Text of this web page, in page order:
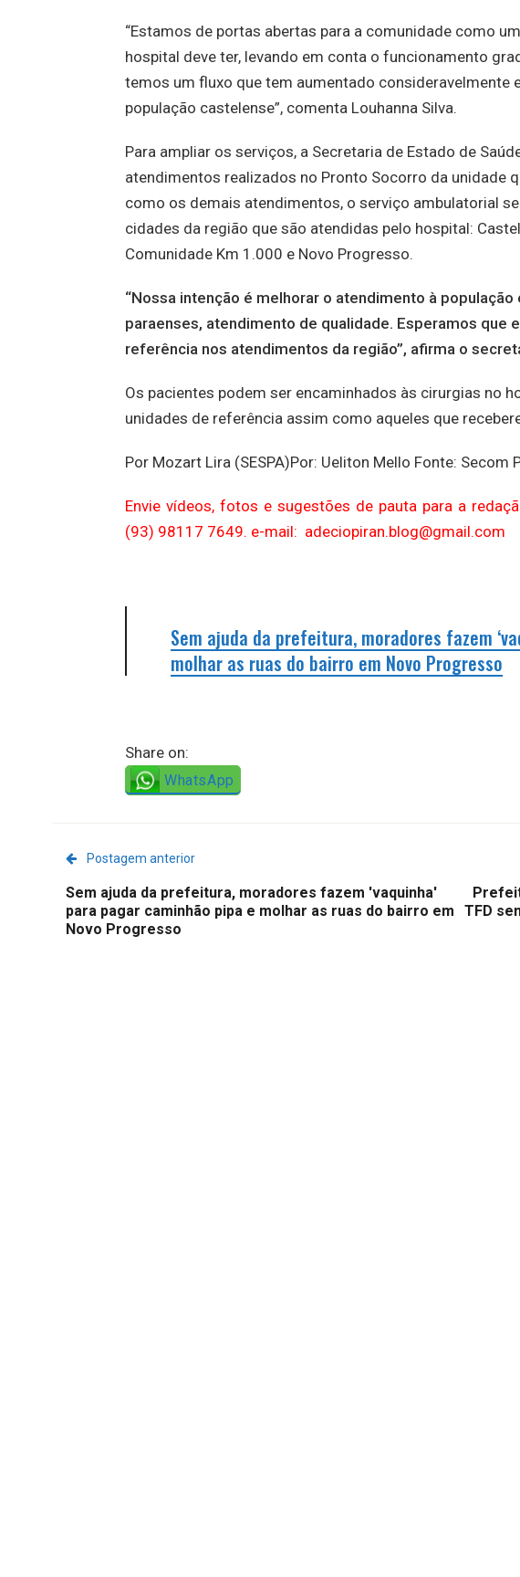
“Estamos de portas abertas para a comunidade como
hospital deve ter, levando em conta o funcionamento
temos um fluxo que tem aumentado consideravelmente
população castelense”, comenta Louhanna Silva.
Para ampliar os serviços, a Secretaria de Estado de
atendimentos realizados no Pronto Socorro da unidade
como os demais atendimentos, o serviço ambulatorial
cidades da região que são atendidas pelo hospital:
Comunidade Km 1.000 e Novo Progresso.
“Nossa intenção é melhorar o atendimento à
paraenses, atendimento de qualidade. Esperamos que
referência nos atendimentos da região”, afirma o
Os pacientes podem ser encaminhados às cirurgias no
unidades de referência assim como aqueles que
Por Mozart Lira (SESPA)Por: Ueliton Mello Fonte:
Envie vídeos, fotos e sugestões de pauta para a
(93) 98117 7649. e-mail: adeciopiran.blog@gmail.com
Sem ajuda da prefeitura, moradores fazem
molhar as ruas do bairro em Novo Progresso
Share on:
WhatsApp
Postagem anterior
Sem ajuda da prefeitura, moradores fazem 'vaquinha'
para pagar caminhão pipa e molhar as ruas do bairro em
Novo Progresso
TFD